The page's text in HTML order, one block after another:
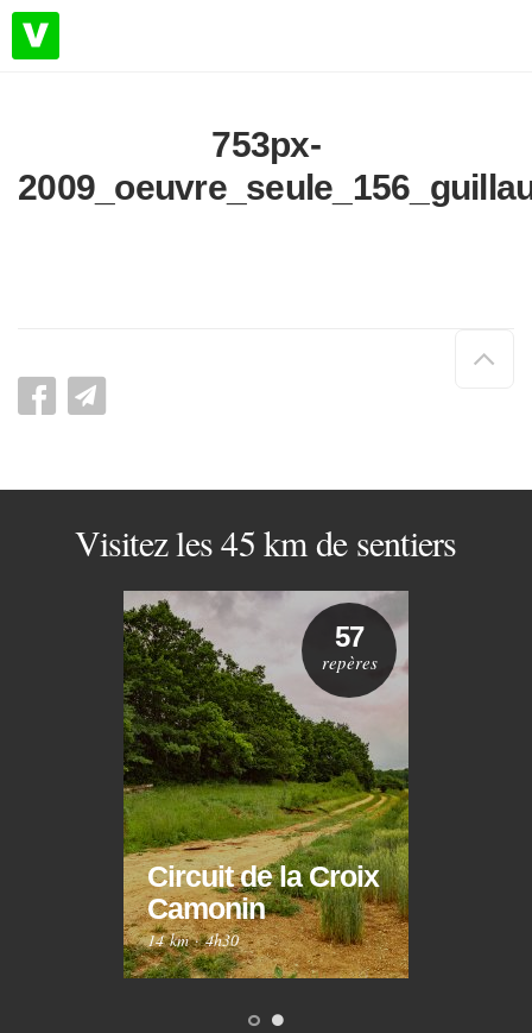
753px-
de
Visitez les 45 km de sentiers
Circuit de la Croix
Camonin
14 km·4h30
57
repères